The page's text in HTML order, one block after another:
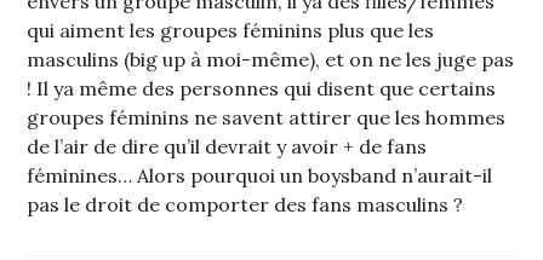
qui aiment les groupes féminins plus que les
masculins (big up à moi-même), et on ne les juge pas
! Il ya même des personnes qui disent que certains
groupes féminins ne savent attirer que les hommes
de l’air de dire qu’il devrait y avoir + de fans
féminines… Alors pourquoi un boysband n’aurait-il
pas le droit de comporter des fans masculins ?